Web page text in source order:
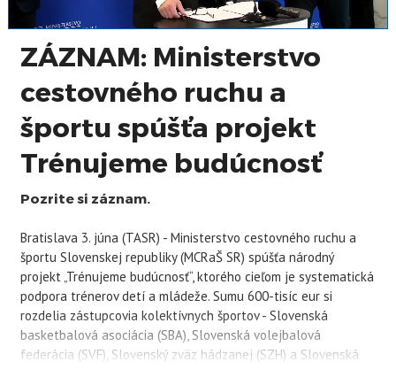
ZÁZNAM: Ministerstvo
cestovného ruchu a
športu spúšťa projekt
Trénujeme budúcnosť
Pozrite si záznam.
Bratislava 3. júna (TASR) - Ministerstvo cestovného ruchu a
športu Slovenskej republiky (MCRaŠ SR) spúšťa národný
projekt „Trénujeme budúcnosť“, ktorého cieľom je systematická
podpora trénerov detí a mládeže. Sumu 600-tisíc eur si
rozdelia zástupcovia kolektívnych športov - Slovenská
basketbalová asociácia (SBA), Slovenská volejbalová
federácia (SVF), Slovenský zväz hádzanej (SZH) a Slovenská